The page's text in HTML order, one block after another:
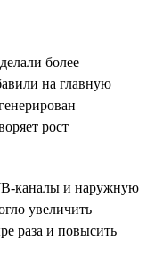
более
на главную
рост
каналы и наружную
увеличить
раза и повысить